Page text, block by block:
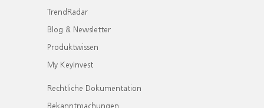
TrendRadar
Blog & Newsletter
Produktwissen
My KeyInvest
Rechtliche Dokumentation
Bekanntmachungen